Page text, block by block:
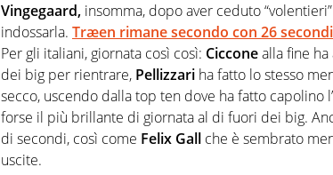
Vingegaard, insomma, dopo aver ceduto
indossarla. Træen rimane secondo con 26
Per gli italiani, giornata così così: Cicconealla fine
dei big per rientrare, Pellizzari ha fatto lo stesso
secco, uscendo dalla top ten dove ha fatto capolino
forse il più brillante di giornata al di fuori dei big.
di secondi, così come Felix Gall che è sembrato
uscite.